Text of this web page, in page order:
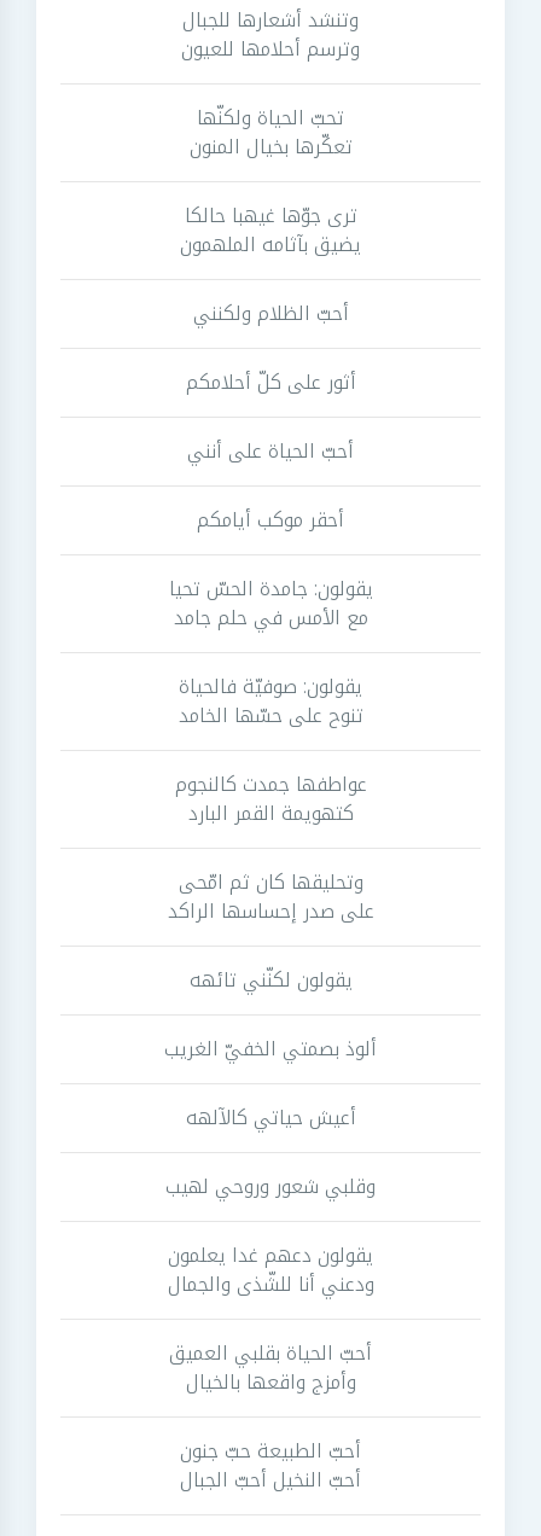
وتنشد أشعارها للجبال
وترسم أحلامها للعيون
تحبّ الحياة ولكنّها
تعكّرها بخيال المنون
ترى جوّها غيهبا حالكا
يضيق بآثامه الملهمون
أحبّ الظلام ولكنني
أثور على كلّ أحلامكم
أحبّ الحياة على أنني
أحقر موكب أيامكم
يقولون: جامدة الحسّ تحيا
مع الأمس في حلم جامد
يقولون: صوفيّة فالحياة
تنوح على حسّها الخامد
عواطفها جمدت كالنجوم
كتهويمة القمر البارد
وتحليقها كان ثم امّحى
على صدر إحساسها الراكد
يقولون لكنّني تائهه
ألوذ بصمتي الخفيّ الغريب
أعيش حياتي كالآلهه
وقلبي شعور وروحي لهيب
يقولون دعهم غدا يعلمون
ودعني أنا للشّذى والجمال
أحبّ الحياة بقلبي العميق
وأمزج واقعها بالخيال
أحبّ الطبيعة حبّ جنون
أحبّ النخيل أحبّ الجبال